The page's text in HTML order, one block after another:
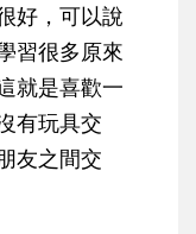
好，可以說
習很多原來
就是喜歡一
有玩具交
友之間交